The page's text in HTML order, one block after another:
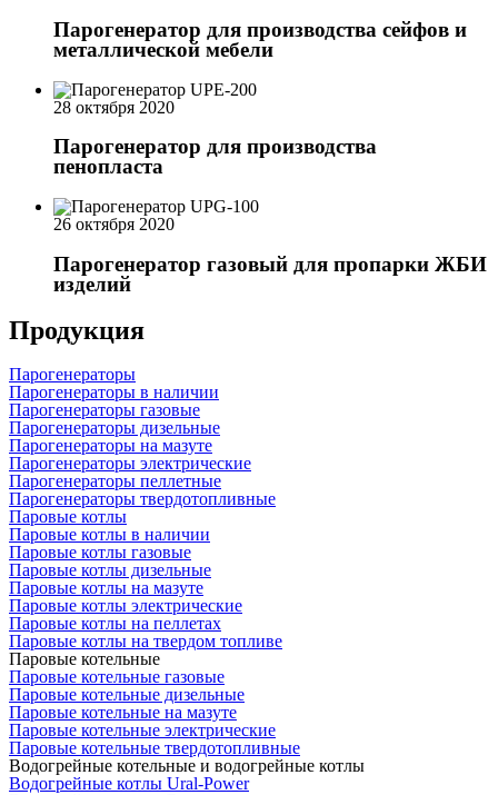
Парогенератор для производства сейфов и
металлической мебели
28 октября 2020
Парогенератор для производства
пенопласта
26 октября 2020
Парогенератор газовый для пропарки ЖБИ
изделий
Продукция
Парогенераторы
Парогенераторы в наличии
Парогенераторы газовые
Парогенераторы дизельные
Парогенераторы на мазуте
Парогенераторы электрические
Парогенераторы пеллетные
Парогенераторы твердотопливные
Паровые котлы
Паровые котлы в наличии
Паровые котлы газовые
Паровые котлы дизельные
Паровые котлы на мазуте
Паровые котлы электрические
Паровые котлы на пеллетах
Паровые котлы на твердом топливе
Паровые котельные
Паровые котельные газовые
Паровые котельные дизельные
Паровые котельные на мазуте
Паровые котельные электрические
Паровые котельные твердотопливные
Водогрейные котельные и водогрейные котлы
Водогрейные котлы Ural-Power